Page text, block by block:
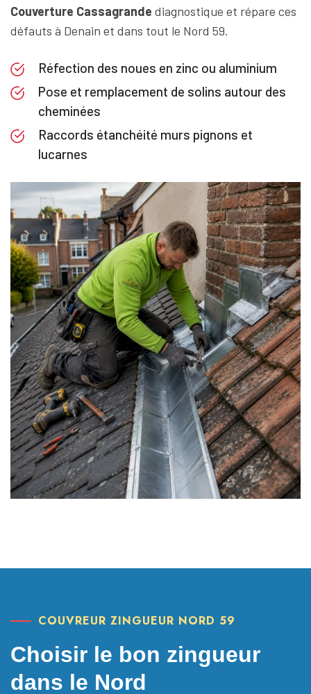
Couverture Cassagrande diagnostique et répare ces
défauts à Denain et dans tout le Nord 59.
Réfection des noues en zinc ou aluminium
Pose et remplacement de solins autour des
cheminées
Raccords étanchéité murs pignons et
lucarnes
COUVREUR ZINGUEUR NORD 59
Choisir le bon zingueur
dans le Nord